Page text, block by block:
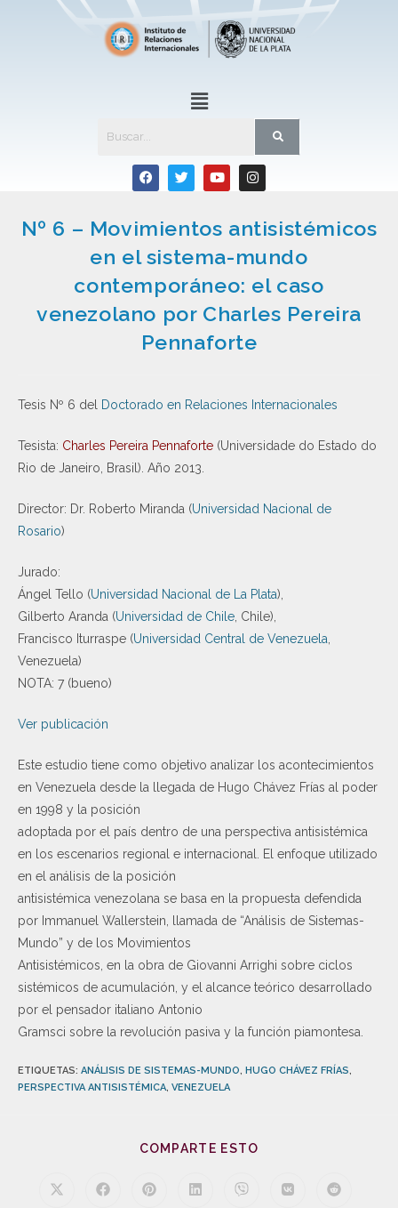
Nº 6 – Movimientos antisistémicos
en el sistema-mundo
contemporáneo: el caso
venezolano por Charles Pereira
Pennaforte
Tesis Nº 6 del Doctorado en Relaciones Internacionales
Tesista: Charles Pereira Pennaforte (Universidade do Estado do
Rio de Janeiro, Brasil). Año 2013.
Director: Dr. Roberto Miranda (Universidad Nacional de
Rosario)
Jurado:
Ángel Tello (Universidad Nacional de La Plata),
Gilberto Aranda (Universidad de Chile , Chile),
Francisco Iturraspe (Universidad Central de Venezuela
Venezuela)
NOTA: 7 (bueno)
Ver publicación
Este estudio tiene como objetivo analizar los acontecimientos
en Venezuela desde la llegada de Hugo Chávez Frías al poder
en 1998 y la posición
adoptada por el país dentro de una perspectiva antisistémica
en los escenarios regional e internacional. El enfoque utilizado
en el análisis de la posición
antisistémica venezolana se basa en la propuesta defendida
por Immanuel Wallerstein, llamada de “Análisis de Sistemas-
Mundo” y de los Movimientos
Antisistémicos, en la obra de Giovanni Arrighi sobre ciclos
sistémicos de acumulación, y el alcance teórico desarrollado
por el pensador italiano Antonio
Gramsci sobre la revolución pasiva y la función piamontesa.
ETIQUETAS: ANÁLISIS DE SISTEMAS-MUNDO, HUGO CHÁVEZ FRÍAS,
PERSPECTIVA ANTISISTÉMICA, VENEZUELA
COMPARTE ESTO